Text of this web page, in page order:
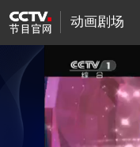
动画剧场